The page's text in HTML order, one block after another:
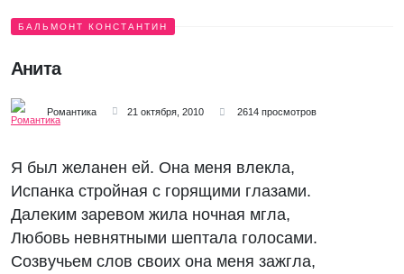
БАЛЬМОНТ КОНСТАНТИН
Анита
Романтика 21 октября, 2010 2614 просмотров
Я был желанен ей. Она меня влекла,
Испанка стройная с горящими глазами.
Далеким заревом жила ночная мгла,
Любовь невнятными шептала голосами.
Созвучьем слов своих она меня зажгла,